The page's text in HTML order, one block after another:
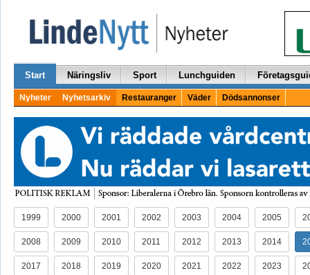
Start Näringsliv Sport Lunchguiden
Nyheter Nyhetsarkiv Restauranger Väder Dödsannonser
1999 2000 2001 2002 2003 2004 2005
2008 2009 2010 2011 2012 2013 2014
2017 2018 2019 2020 2021 2022 2023